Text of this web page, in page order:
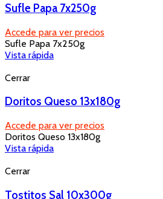
Sufle Papa 7x250g
Accede para ver precios
Sufle Papa 7x250g
Vista rápida
Cerrar
Doritos Queso 13x180g
Accede para ver precios
Doritos Queso 13x180g
Vista rápida
Cerrar
Tostitos Sal 10x300g